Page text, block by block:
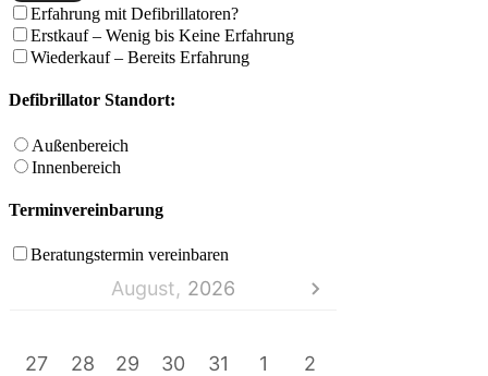
Erfahrung mit Defibrillatoren?
Erstkauf – Wenig bis Keine Erfahrung
Wiederkauf – Bereits Erfahrung
Defibrillator Standort:
Außenbereich
Innenbereich
Terminvereinbarung
Beratungstermin vereinbaren
August, 2026
27 28 29 30 31 1
2